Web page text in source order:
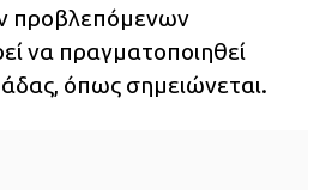
προβλεπόμενων
να πραγματοποιηθεί
όπως σημειώνεται.